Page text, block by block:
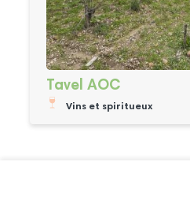
Tavel AOC
Vins et spiritueux